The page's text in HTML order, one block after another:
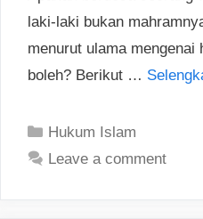
laki-laki bukan
menurut ulama
boleh? Berikut …
Categories
Hukum Islam
Leave a comment